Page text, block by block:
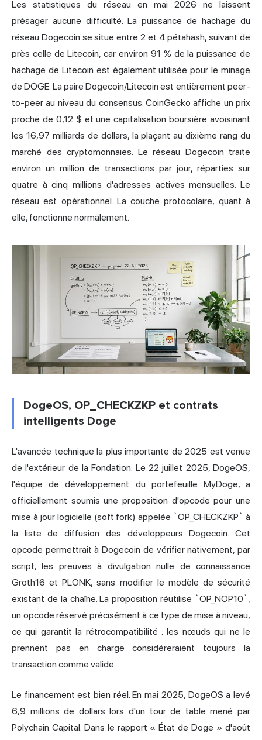
Les statistiques du réseau en mai 2026 ne laissent
présager aucune difficulté. La puissance de hachage du
réseau Dogecoin se situe entre 2 et 4 pétahash, suivant de
près celle de Litecoin, car environ 91 % de la puissance de
hachage de Litecoin est également utilisée pour le minage
de DOGE. La paire Dogecoin/Litecoin est entièrement peer-
to-peer au niveau du consensus. CoinGecko affiche un prix
proche de 0,12 $ et une capitalisation boursière avoisinant
les 16,97 milliards de dollars, la plaçant au dixième rang du
marché des cryptomonnaies. Le réseau Dogecoin traite
environ un million de transactions par jour, réparties sur
quatre à cinq millions d'adresses actives mensuelles. Le
réseau est opérationnel. La couche protocolaire, quant à
elle, fonctionne normalement.
DogeOS, OP_CHECKZKP et contrats
intelligents Doge
L'avancée technique la plus importante de 2025 est venue
de l'extérieur de la Fondation. Le 22 juillet 2025, DogeOS,
l'équipe de développement du portefeuille MyDoge, a
officiellement soumis une proposition d'opcode pour une
mise à jour logicielle (soft fork) appelée `OP_CHECKZKP` à
la liste de diffusion des développeurs Dogecoin. Cet
opcode permettrait à Dogecoin de vérifier nativement, par
script, les preuves à divulgation nulle de connaissance
Groth16 et PLONK, sans modifier le modèle de sécurité
existant de la chaîne. La proposition réutilise `OP_NOP10`,
un opcode réservé précisément à ce type de mise à niveau,
ce qui garantit la rétrocompatibilité : les nœuds qui ne le
prennent pas en charge considéreraient toujours la
transaction comme valide.
Le financement est bien réel. En mai 2025, DogeOS a levé
6,9 millions de dollars lors d'un tour de table mené par
Polychain Capital. Dans le rapport « État de Doge » d'août